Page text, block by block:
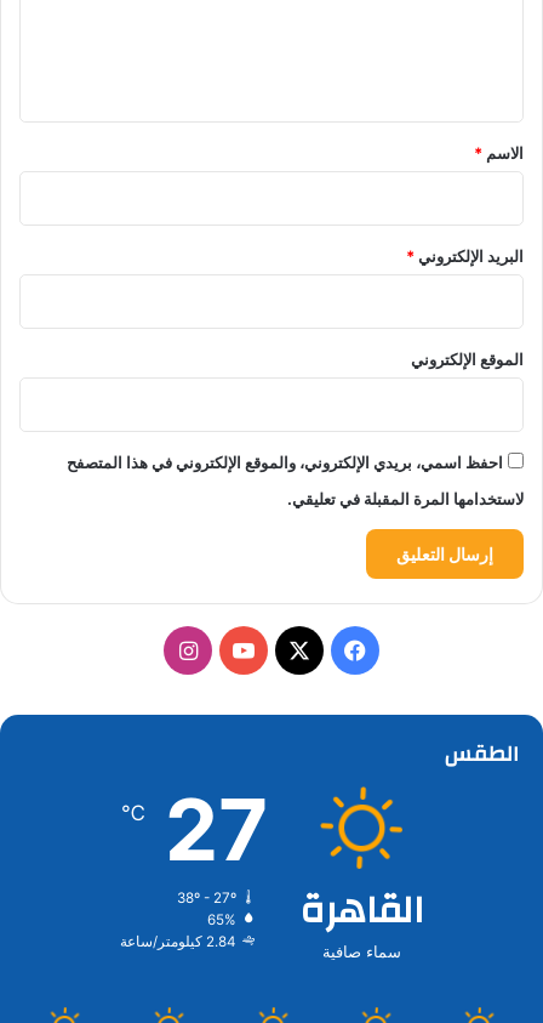
*
الاسم *
البريد الإلكتروني*
الموقع الإلكتروني
احفظ اسمي، بريدي الإلكتروني، والموقع الإلكتروني في هذا المتصفح
لاستخدامها المرة المقبلة في تعليقي.
فيسبوك
‫X
‫YouTubeانستقرام
الطقس
القاهرة
سماء صافية
27
℃
38º - 27º
65%
2.84 كيلومتر/ساعة